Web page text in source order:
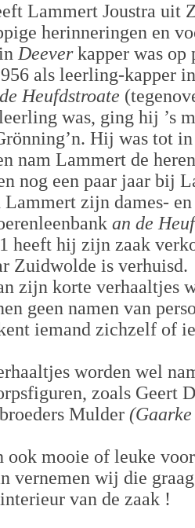
Lammert Joustra uit
herinneringen en
Deeverkapper was op
als leerling-kapper
Heufdstroate
was, ging hij ’s
Hij was tot
nam Lammert de
nog een paar jaar bij
Lammert zijn dames-
an de
heeft hij zijn zaak
Zuidwolde is verhuisd.
zijn korte verhaaltjes
geen namen van
iemand zichzelf of
worden wel
zoals Geert
Mulder (Gaarke
ook mooie of leuke
vernemen wij die
van de zaak !